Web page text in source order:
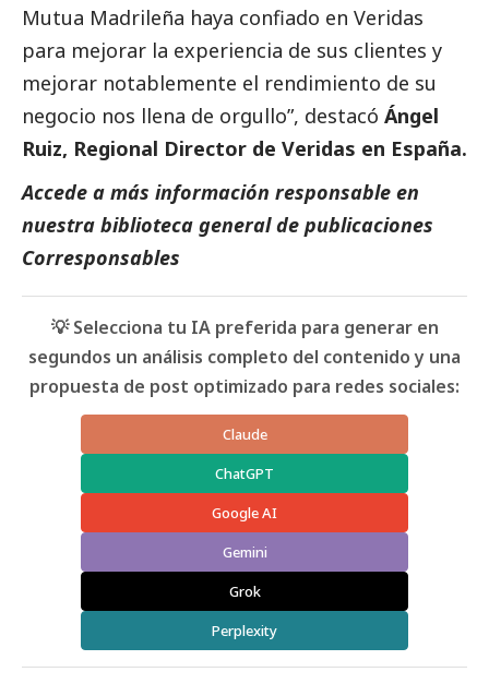
Mutua Madrileña haya confiado en Veridas
para mejorar la experiencia de sus clientes y
mejorar notablemente el rendimiento de su
negocio nos llena de orgullo”, destacó Ángel
Ruiz, Regional Director de Veridas en España.
Accede a más información responsable en
nuestra biblioteca general de publicaciones
Corresponsables
💡 Selecciona tu IA preferida para generar en
segundos un análisis completo del contenido y una
propuesta de post optimizado para redes sociales:
Claude
ChatGPT
Google AI
Gemini
Grok
Perplexity